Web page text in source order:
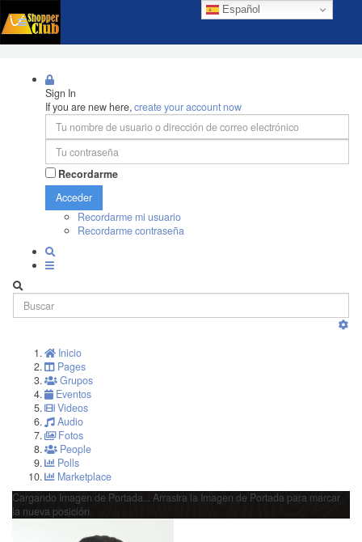
Español
Sign In
If you are new here,create your account now
Recordarme
Acceder
Recordarme mi usuario
Recordarme contraseña
Inicio
Pages
Grupos
Eventos
Videos
Audio
Fotos
People
Polls
Marketplace
Cargando Imagen de Portada...
Arrastra la Imagen de Portada para marcar
la nueva posición